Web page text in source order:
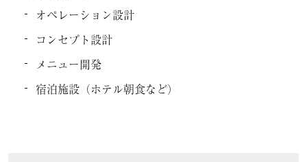
オペレーション設計
コンセプト設計
メニュー開発
宿泊施設（ホテル朝食など）